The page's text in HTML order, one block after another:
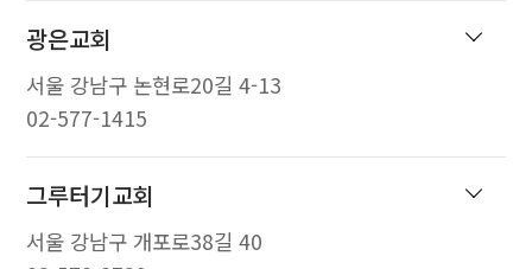
광은교회
서울 강남구 논현로20길 4-13
02-577-1415
그루터기교회
서울 강남구 개포로38길 40